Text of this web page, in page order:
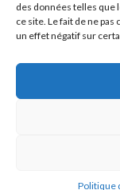
des données telles que
ce site. Le fait de ne
un effet négatif sur
Politique